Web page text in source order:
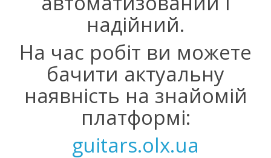
надійний.
На час робіт ви можете
бачити актуальну
наявність на знайомій
платформі:
guitars.olx.ua